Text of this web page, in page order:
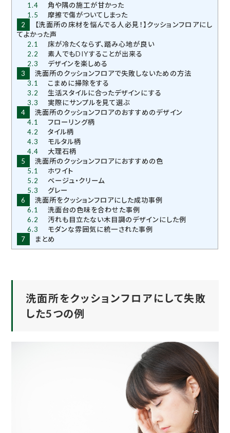
1.4
角や隅の施工が甘かった
1.5
摩擦で傷がついてしまった
2
【洗面所の床材を悩んでる人必見！】クッションフロアにし
てよかった声
2.1
床が冷たくならず、踏み心地が良い
2.2
素人でもDIYすることが出来る
2.3
デザインを楽しめる
3
洗面所のクッションフロアで失敗しないための方法
3.1
こまめに掃除をする
3.2
生活スタイルに合ったデザインにする
3.3
実際にサンプルを見て選ぶ
4
洗面所のクッションフロアのおすすめのデザイン
4.1
フローリング柄
4.2
タイル柄
4.3
モルタル柄
4.4
大理石柄
5
洗面所のクッションフロアにおすすめの色
5.1
ホワイト
5.2
ベージュ・クリーム
5.3
グレー
6
洗面所をクッションフロアにした成功事例
6.1
洗面台の色味を合わせた事例
6.2
汚れも目立たない木目調のデザインにした例
6.3
モダンな雰囲気に統一された事例
7
まとめ
洗面所をクッションフロアにして失敗
した5つの例